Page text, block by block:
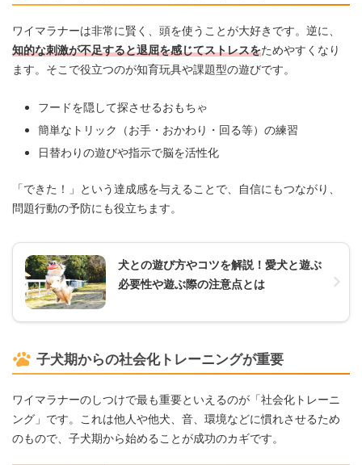
ワイマラナーは非常に賢く、頭を使うことが大好きです。逆に、
知的な刺激が不足すると退屈を感じてストレスをためやすくなり
ます。そこで役立つのが知育玩具や課題型の遊びです。
フードを隠して探させるおもちゃ
簡単なトリック（お手・おかわり・回る等）の練習
日替わりの遊びや指示で脳を活性化
「できた！」という達成感を与えることで、自信にもつながり、
問題行動の予防にも役立ちます。
犬との遊び方やコツを解説！愛犬と遊ぶ
必要性や遊ぶ際の注意点とは
子犬期からの社会化トレーニングが重要
ワイマラナーのしつけで最も重要といえるのが「社会化トレーニ
ング」です。これは他人や他犬、音、環境などに慣れさせるため
のもので、子犬期から始めることが成功のカギです。